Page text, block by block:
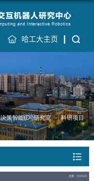
哈工大主页
决策智能(DI)研究室 - 科研项目